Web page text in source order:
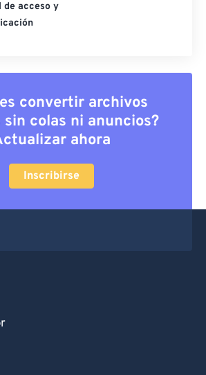
de acceso y
convertir archivos
sin colas ni anuncios?
ahora
Inscribirse